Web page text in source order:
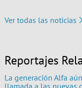
Ver todas las noticias
Reportajes
La generación Alfa